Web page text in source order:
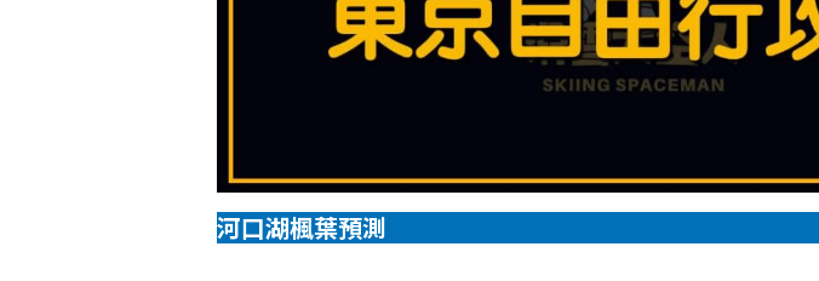
河口湖楓葉預測